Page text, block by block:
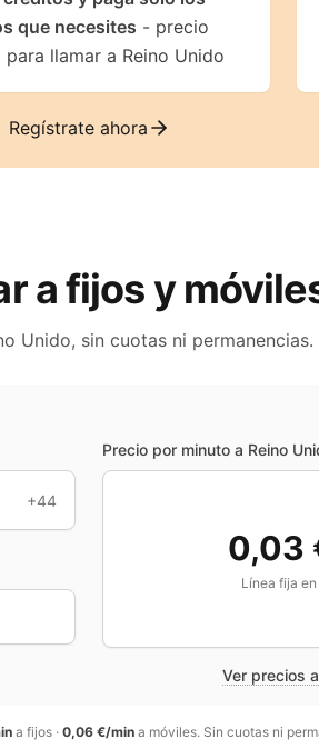
que necesites - precio
llamar a Reino Unido
Regístrate ahora
a fijos y
Unido, sin cuotas ni
+44
Precio por minuto a Reino
0,03
Línea fija en
Ver precios
a fijos· 0,06 €/mina móviles. Sin cuotas ni